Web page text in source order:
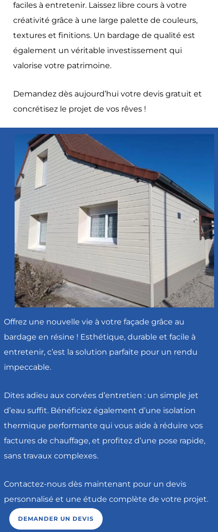
faciles à entretenir. Laissez libre cours à votre
créativité grâce à une large palette de couleurs,
textures et finitions. Un bardage de qualité est
également un véritable investissement qui
valorise votre patrimoine.
Demandez dès aujourd’hui votre devis gratuit et
concrétisez le projet de vos rêves !
Offrez une nouvelle vie à votre façade grâce au
bardage en résine ! Esthétique, durable et facile à
entretenir, c’est la solution parfaite pour un rendu
impeccable.
Dites adieu aux corvées d’entretien : un simple jet
d’eau suffit. Bénéficiez également d’une isolation
thermique performante qui vous aide à réduire vos
factures de chauffage, et profitez d’une pose rapide,
sans travaux complexes.
Contactez-nous dès maintenant pour un devis
personnalisé et une étude complète de votre projet.
DEMANDER UN DEVIS